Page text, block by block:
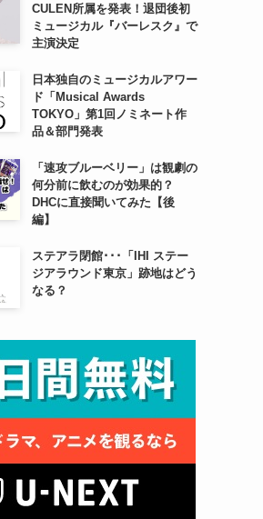
CULEN所属を発表！退団後初
ミュージカル『バーレスク』で
主演決定
日本独自のミュージカルアワー
ド「Musical Awards
TOKYO」第1回ノミネート作
品＆部門発表
「速攻ブルーベリー」は観劇の
何分前に飲むのが効果的？
DHCに直接聞いてみた【後
編】
ステアラ閉館･･･「IHI ステー
ジアラウンド東京」跡地はどう
なる？